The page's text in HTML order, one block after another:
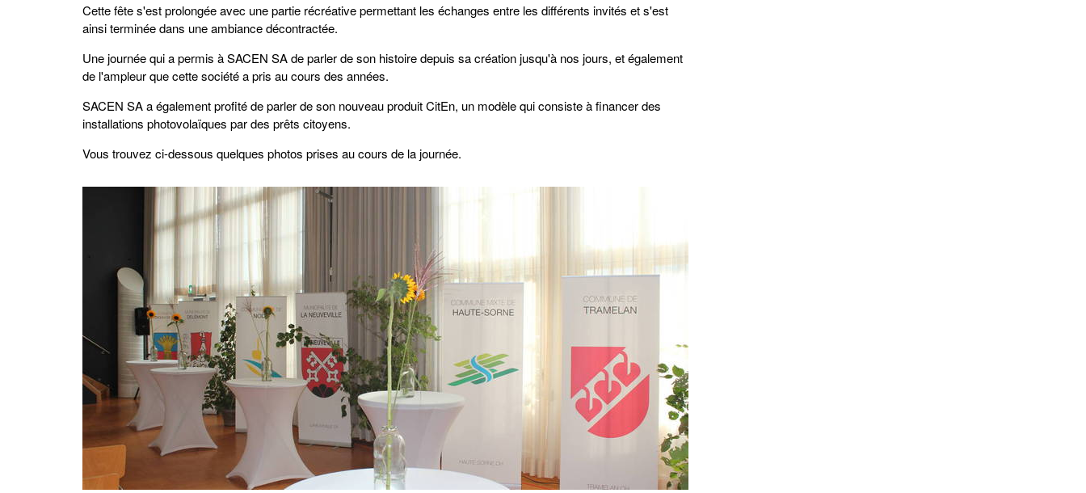
Cette fête s'est prolongée avec une partie récréative permettant les échanges entre les différents invités et s'est
ainsi terminée dans une ambiance décontractée.
Une journée qui a permis à SACEN SA de parler de son histoire depuis sa création jusqu'à nos jours, et également
de l'ampleur que cette société a pris au cours des années.
SACEN SA a également profité de parler de son nouveau produit CitEn, un modèle qui consiste à financer des
installations photovolaïques par des prêts citoyens.
Vous trouvez ci-dessous quelques photos prises au cours de la journée.